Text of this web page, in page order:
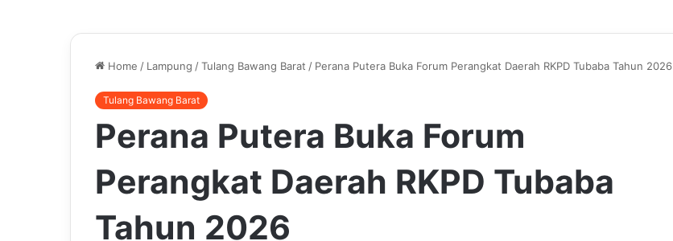
Home / Lampung /Tulang Bawang Barat / Perana Putera Buka Forum Perangkat Daerah RKPD Tubaba Tahun 2026
Tulang Bawang Barat
Perana Putera Buka Forum
Perangkat Daerah RKPD Tubaba
Tahun 2026